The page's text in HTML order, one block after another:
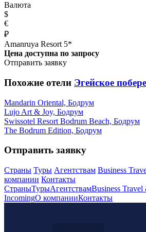
Валюта
$
€
₽
Amanruya Resort 5*
Цена доступна по запросу
Отправить заявку
Похожие отели Эгейское
Mandarin Oriental, Бодрум
Lujo Art & Joy, Бодрум
Swissotel Resort Bodrum Beach, Бодрум
The Bodrum Edition, Бодрум
Отправить заявку
Страны Туры Агентствам Business
компании Контакты
СтраныТурыАгентствамBusiness
IncomingО компанииКонтакты